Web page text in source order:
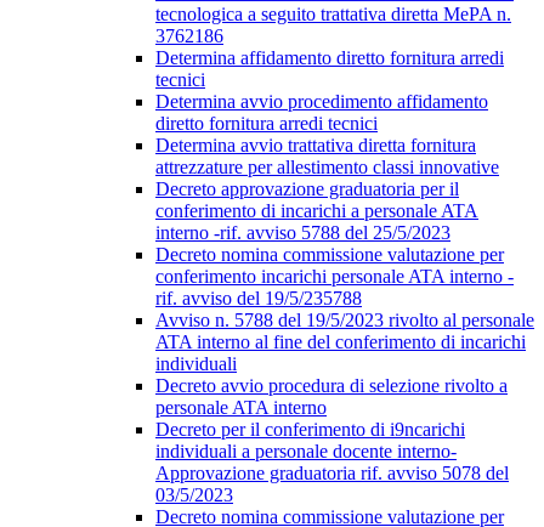
tecnologica a seguito trattativa diretta MePA n.
3762186
Determina affidamento diretto fornitura arredi
tecnici
Determina avvio procedimento affidamento
diretto fornitura arredi tecnici
Determina avvio trattativa diretta fornitura
attrezzature per allestimento classi innovative
Decreto approvazione graduatoria per il
conferimento di incarichi a personale ATA
interno -rif. avviso 5788 del 25/5/2023
Decreto nomina commissione valutazione per
conferimento incarichi personale ATA interno -
rif. avviso del 19/5/235788
Avviso n. 5788 del 19/5/2023 rivolto al personale
ATA interno al fine del conferimento di incarichi
individuali
Decreto avvio procedura di selezione rivolto a
personale ATA interno
Decreto per il conferimento di i9ncarichi
individuali a personale docente interno-
Approvazione graduatoria rif. avviso 5078 del
03/5/2023
Decreto nomina commissione valutazione per